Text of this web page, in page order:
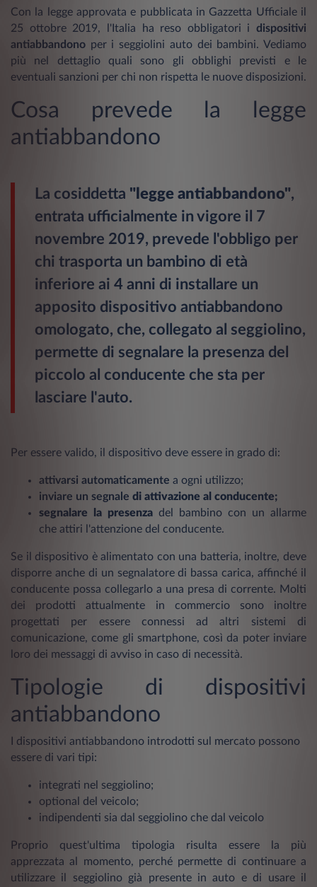
Con la legge approvata e pubblicata in Gazzetta Ufficiale il
25 ottobre 2019, l'Italia ha reso obbligatori i dispositivi
antiabbandono per i seggiolini auto dei bambini. Vediamo
più nel dettaglio quali sono gli obblighi previsti e le
eventuali sanzioni per chi non rispetta le nuove disposizioni.
Cosa prevede la legge
antiabbandono
La cosiddetta "legge antiabbandono",
entrata ufficialmente in vigore il 7
novembre 2019, prevede l'obbligo per
chi trasporta un bambino di età
inferiore ai 4 anni di installare un
apposito dispositivo antiabbandono
omologato, che, collegato al seggiolino,
permette di segnalare la presenza del
piccolo al conducente che sta per
lasciare l'auto.
Per essere valido, il dispositivo deve essere in grado di:
attivarsi automaticamente a ogni utilizzo;
inviare un segnale di attivazione al conducente;
segnalare la presenza del bambino con un allarme
che attiri l'attenzione del conducente.
Se il dispositivo è alimentato con una batteria, inoltre, deve
disporre anche di un segnalatore di bassa carica, affinché il
conducente possa collegarlo a una presa di corrente. Molti
dei prodotti attualmente in commercio sono inoltre
progettati per essere connessi ad altri sistemi di
comunicazione, come gli smartphone, così da poter inviare
loro dei messaggi di avviso in caso di necessità.
Tipologie di dispositivi
antiabbandono
I dispositivi antiabbandono introdotti sul mercato possono
essere di vari tipi:
integrati nel seggiolino;
optional del veicolo;
indipendenti sia dal seggiolino che dal veicolo
Proprio quest'ultima tipologia risulta essere la più
apprezzata al momento, perché permette di continuare a
utilizzare il seggiolino già presente in auto e di usare il